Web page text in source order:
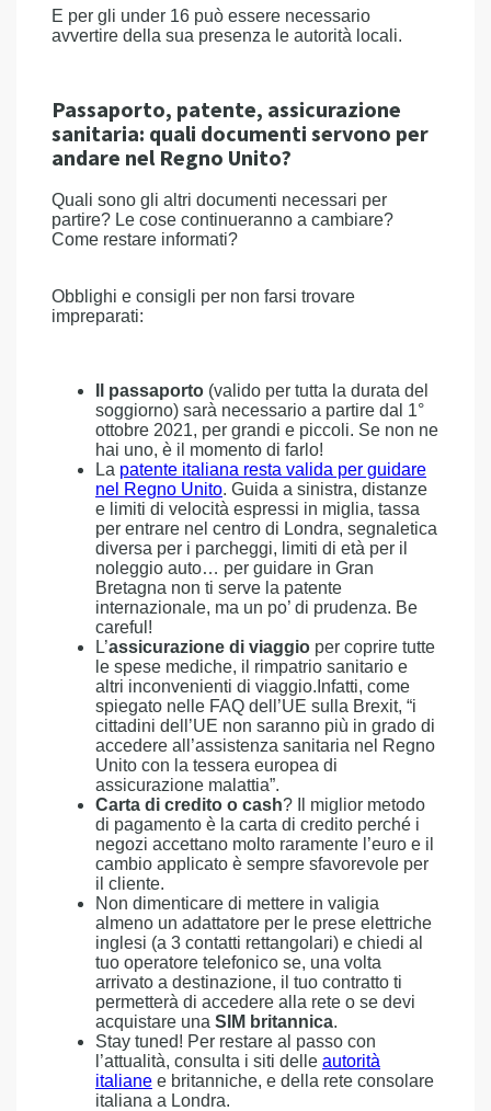
E per gli under 16 può essere necessario
avvertire della sua presenza le autorità locali.
Passaporto, patente, assicurazione
sanitaria: quali documenti servono per
andare nel Regno Unito?
Quali sono gli altri documenti necessari per
partire? Le cose continueranno a cambiare?
Come restare informati?
Obblighi e consigli per non farsi trovare
impreparati:
Il passaporto (valido per tutta la durata del
soggiorno) sarà necessario a partire dal 1°
ottobre 2021, per grandi e piccoli. Se non ne
hai uno, è il momento di farlo!
La patente italiana resta valida per guidare
nel Regno Unito. Guida a sinistra, distanze
e limiti di velocità espressi in miglia, tassa
per entrare nel centro di Londra, segnaletica
diversa per i parcheggi, limiti di età per il
noleggio auto… per guidare in Gran
Bretagna non ti serve la patente
internazionale, ma un po’ di prudenza. Be
careful!
L’assicurazione di viaggio per coprire tutte
le spese mediche, il rimpatrio sanitario e
altri inconvenienti di viaggio.Infatti, come
spiegato nelle FAQ dell’UE sulla Brexit, “i
cittadini dell’UE non saranno più in grado di
accedere all’assistenza sanitaria nel Regno
Unito con la tessera europea di
assicurazione malattia”.
Carta di credito o cash? Il miglior metodo
di pagamento è la carta di credito perché i
negozi accettano molto raramente l’euro e il
cambio applicato è sempre sfavorevole per
il cliente.
Non dimenticare di mettere in valigia
almeno un adattatore per le prese elettriche
inglesi (a 3 contatti rettangolari) e chiedi al
tuo operatore telefonico se, una volta
arrivato a destinazione, il tuo contratto ti
permetterà di accedere alla rete o se devi
acquistare una SIM britannica.
Stay tuned! Per restare al passo con
l’attualità, consulta i siti delle autorità
italiane e britanniche, e della rete consolare
italiana a Londra.